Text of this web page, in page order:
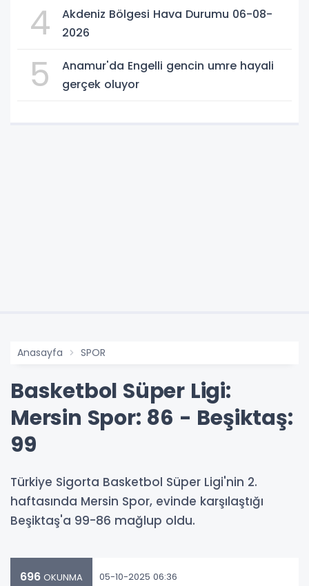
4
Akdeniz Bölgesi Hava Durumu 06-08-
2026
5
Anamur'da Engelli gencin umre hayali
gerçek oluyor
Anasayfa SPOR
Basketbol Süper Ligi:
Mersin Spor: 86 - Beşiktaş:
99
Türkiye Sigorta Basketbol Süper Ligi'nin 2.
haftasında Mersin Spor, evinde karşılaştığı
Beşiktaş'a 99-86 mağlup oldu.
696 OKUNMA 05-10-2025 06:36